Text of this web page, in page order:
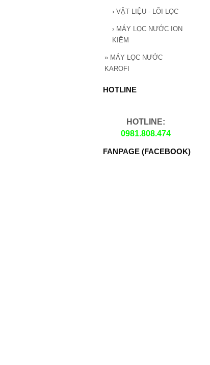
› VẬT LIỆU - LÕI LỌC
› MÁY LỌC NƯỚC ION
KIỀM
» MÁY LỌC NƯỚC
KAROFI
HOTLINE
HOTLINE:
0981.808.474
FANPAGE (FACEBOOK)